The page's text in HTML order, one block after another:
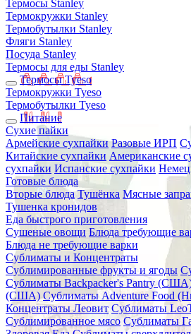
Термосы Stanley
Термокружки Stanley
Термобутылки Stanley
Фляги Stanley
Посуда Stanley
Термосы для еды Stanley
Термосы Tyeso
Термокружки Tyeso
Термобутылки Tyeso
Питание
Сухие пайки
Армейские сухпайки Разовые ИРП
Китайские сухпайки Американские
сухпайки Испанские сухпайки
Готовые блюда
Вторые блюда Тушёнка Мясные
Тушенка кронидов
Еда быстрого приготовления
Сушеные овощи Блюда требующие
Блюда не требующие варки
Сублиматы и Концентраты
Сублимированные фрукты и ягоды
Сублиматы Backpacker's Pantry
(США) Сублиматы Adventure Food
Концентраты Леовит Сублиматы
Сублимированное мясо Сублиматы